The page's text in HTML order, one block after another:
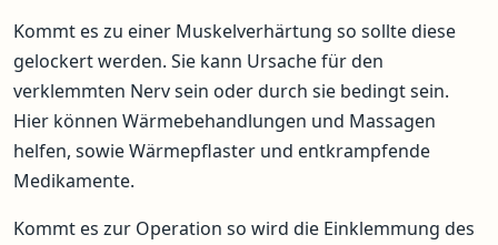
Kommt es zu einer Muskelverhärtung so sollte diese
gelockert werden. Sie kann Ursache für den
verklemmten Nerv sein oder durch sie bedingt sein.
Hier können Wärmebehandlungen und Massagen
helfen, sowie Wärmepflaster und entkrampfende
Medikamente.
Kommt es zur Operation so wird die Einklemmung des